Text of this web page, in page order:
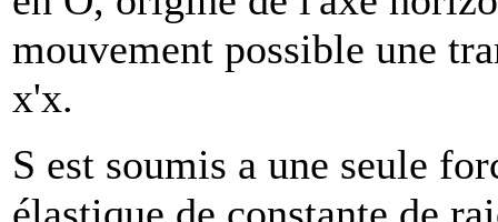
mouvement possible une
x'x.
S est soumis a une seule